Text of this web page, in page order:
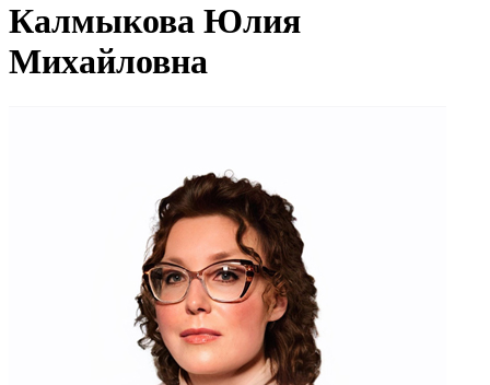
Калмыкова Юлия
Михайловна